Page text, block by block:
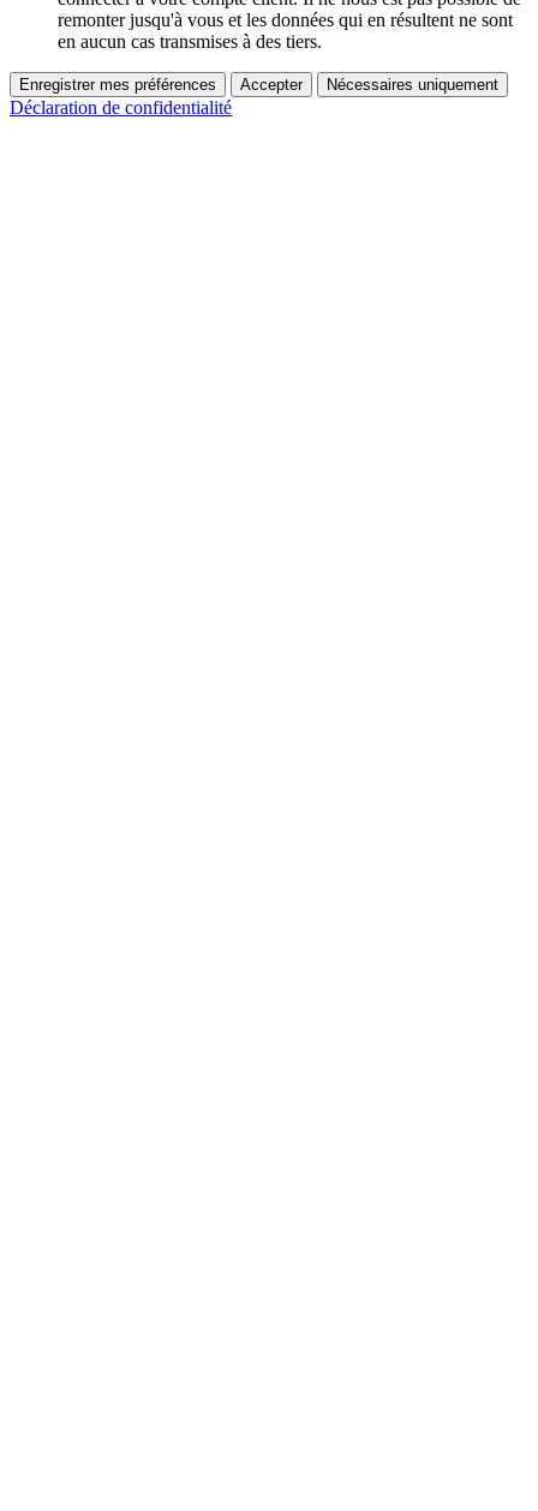
remonter jusqu'à vous et les données qui en résultent ne sont
en aucun cas transmises à des tiers.
Enregistrer mes préférences Accepter Nécessaires uniquement
Déclaration de confidentialité